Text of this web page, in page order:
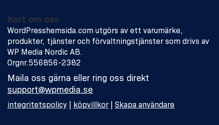
Kort om oss
WordPresshemsida.com utgörs av ett varumärke,
produkter, tjänster och förvaltningstjänster som drivs av
WP Media Nordic AB.
Orgnr.556856-2382
Maila oss gärna eller ring oss direkt
support@wpmedia.se
integritetspolicy köpvillkor Skapa användare